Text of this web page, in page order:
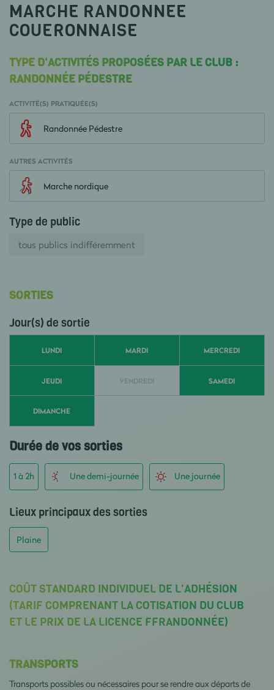
MARCHE RANDONNEE
COUERONNAISE
TYPE D'ACTIVITÉS PROPOSÉES PAR LE CLUB :
RANDONNÉE PÉDESTRE
ACTIVITÉ(S) PRATIQUÉE(S)
Randonnée Pédestre
AUTRES ACTIVITÉS
Marche nordique
Type de public
tous publics indifféremment
SORTIES
Jour(s) de sortie
LUNDI MARDI MERCREDI
JEUDI VENDREDI SAMEDI
DIMANCHE
Durée de vos sorties
1 à 2h Une demi-journée Une journée
Lieux principaux des sorties
Plaine
COÛT STANDARD INDIVIDUEL DE L'ADHÉSION
(TARIF COMPRENANT LA COTISATION DU CLUB
ET LE PRIX DE LA LICENCE FFRANDONNÉE)
TRANSPORTS
Transports possibles ou nécessaires pour se rendre aux départs de